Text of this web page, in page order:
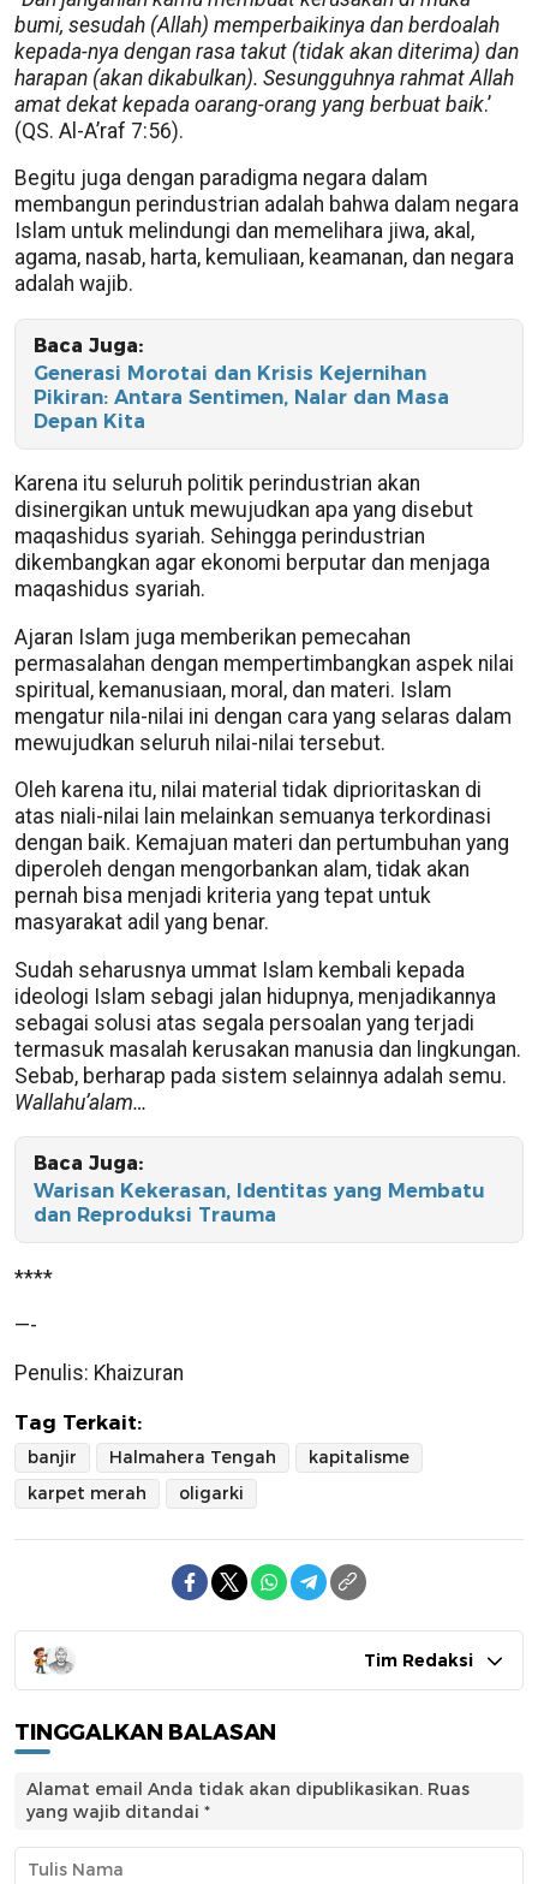
bumi, sesudah (Allah) memperbaikinya dan berdoalah
kepada-nya dengan rasa takut (tidak akan diterima) dan
harapan (akan dikabulkan). Sesungguhnya rahmat Allah
amat dekat kepada oarang-orang yang berbuat baik.’
(QS. Al-A’raf 7:56).
Begitu juga dengan paradigma negara dalam
membangun perindustrian adalah bahwa dalam negara
Islam untuk melindungi dan memelihara jiwa, akal,
agama, nasab, harta, kemuliaan, keamanan, dan negara
adalah wajib.
Baca Juga:
Generasi Morotai dan Krisis Kejernihan
Pikiran: Antara Sentimen, Nalar dan Masa
Depan Kita
Karena itu seluruh politik perindustrian akan
disinergikan untuk mewujudkan apa yang disebut
maqashidus syariah. Sehingga perindustrian
dikembangkan agar ekonomi berputar dan menjaga
maqashidus syariah.
Ajaran Islam juga memberikan pemecahan
permasalahan dengan mempertimbangkan aspek nilai
spiritual, kemanusiaan, moral, dan materi. Islam
mengatur nila-nilai ini dengan cara yang selaras dalam
mewujudkan seluruh nilai-nilai tersebut.
Oleh karena itu, nilai material tidak diprioritaskan di
atas niali-nilai lain melainkan semuanya terkordinasi
dengan baik. Kemajuan materi dan pertumbuhan yang
diperoleh dengan mengorbankan alam, tidak akan
pernah bisa menjadi kriteria yang tepat untuk
masyarakat adil yang benar.
Sudah seharusnya ummat Islam kembali kepada
ideologi Islam sebagi jalan hidupnya, menjadikannya
sebagai solusi atas segala persoalan yang terjadi
termasuk masalah kerusakan manusia dan lingkungan.
Sebab, berharap pada sistem selainnya adalah semu.
Wallahu’alam…
Baca Juga:
Warisan Kekerasan, Identitas yang Membatu
dan Reproduksi Trauma
****
—-
Penulis: Khaizuran
Tag Terkait:
banjir Halmahera Tengah
kapitalisme
karpet merah
oligarki
Tim Redaksi
TINGGALKAN BALASAN
Alamat email Anda tidak akan dipublikasikan. Ruas
yang wajib ditandai *